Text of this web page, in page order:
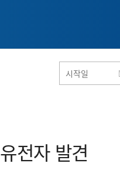
홈페이지 통합검색
전자 발견​